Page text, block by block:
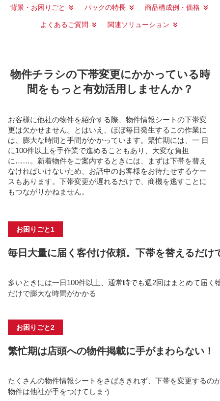
背景・お困りごと パックの特長 商品構成例・価格
よくあるご質問 関連ソリューション
物件チラシの下帯変更にかかっている時
間をもっと有効活⽤しませんか？
お客様に他社の物件を紹介する際、物件情報シートの下帯変
更は⽋かせません。とはいえ、ほぼ毎⽇発⽣するこの作業に
は、膨⼤な時間と⼿間がかかっています。繁忙期には、⼀ ⽇
に100件以上を⼿作業で進めることもあり、⼤変な負担
に……。新着物件をご案内するときには、まずは下帯を替え
なければいけないため、お話中のお客様をお待たせするケー
スもあります。下帯変更が遅れるだけで、商機を逃すことに
もつながりかねません。
お困りごと1
毎⽇⼤量に届く客付け依頼。下帯を替えるだけ
多いときには⼀⽇100件以上、通常時でも週2回はまとめて届く
だけで膨⼤な時間がかかる
お困りごと2
繁忙期は店頭への物件掲載に⼿がまわらない！
たくさんの物件情報シートをさばききれず、下帯を変更するの
物件は他社が⼿をつけてしまう